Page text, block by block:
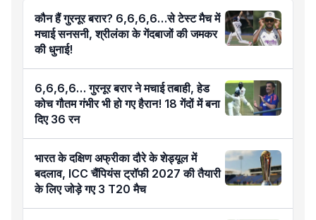
कौन हैं गुरनूर बरार? 6,6,6,6…से टेस्ट मैच में
मचाई सनसनी, श्रीलंका के गेंदबाजों की जमकर
की धुनाई!
6,6,6,6… गुरनूर बरार ने मचाई तबाही, हेड
कोच गौतम गंभीर भी हो गए हैरान! 18 गेंदों में बना
दिए 36 रन
भारत के दक्षिण अफ्रीका दौरे के शेड्यूल में
बदलाव, ICC चैंपियंस ट्रॉफी 2027 की तैयारी
के लिए जोड़े गए 3 T20 मैच